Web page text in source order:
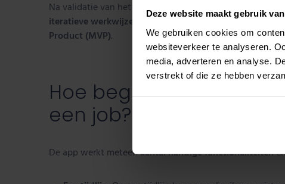
Deze website maakt gebruik
We gebruiken cookies om
websiteverkeer te analyseren.
media, adverteren en analyse.
verstrekt of die ze hebben
Na validatie van het prototype, werd die verfijnd naar
iteratieve werkwijze
slechts drie
Product (MVP).
Hoe begeleidt Povigo
een job?
De app werkt meteenaantal handige functionaliteiten